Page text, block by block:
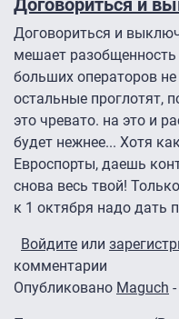
Договориться и
Договориться и
мешает
больших операторов не
остальные проглотят,
это чревато. на это и
будет нежнее... Хотя
Евроспорты, даешь
снова весь твой!
к 1 октября надо дать
Войдите или
комментарии
Опубликовано Maguch